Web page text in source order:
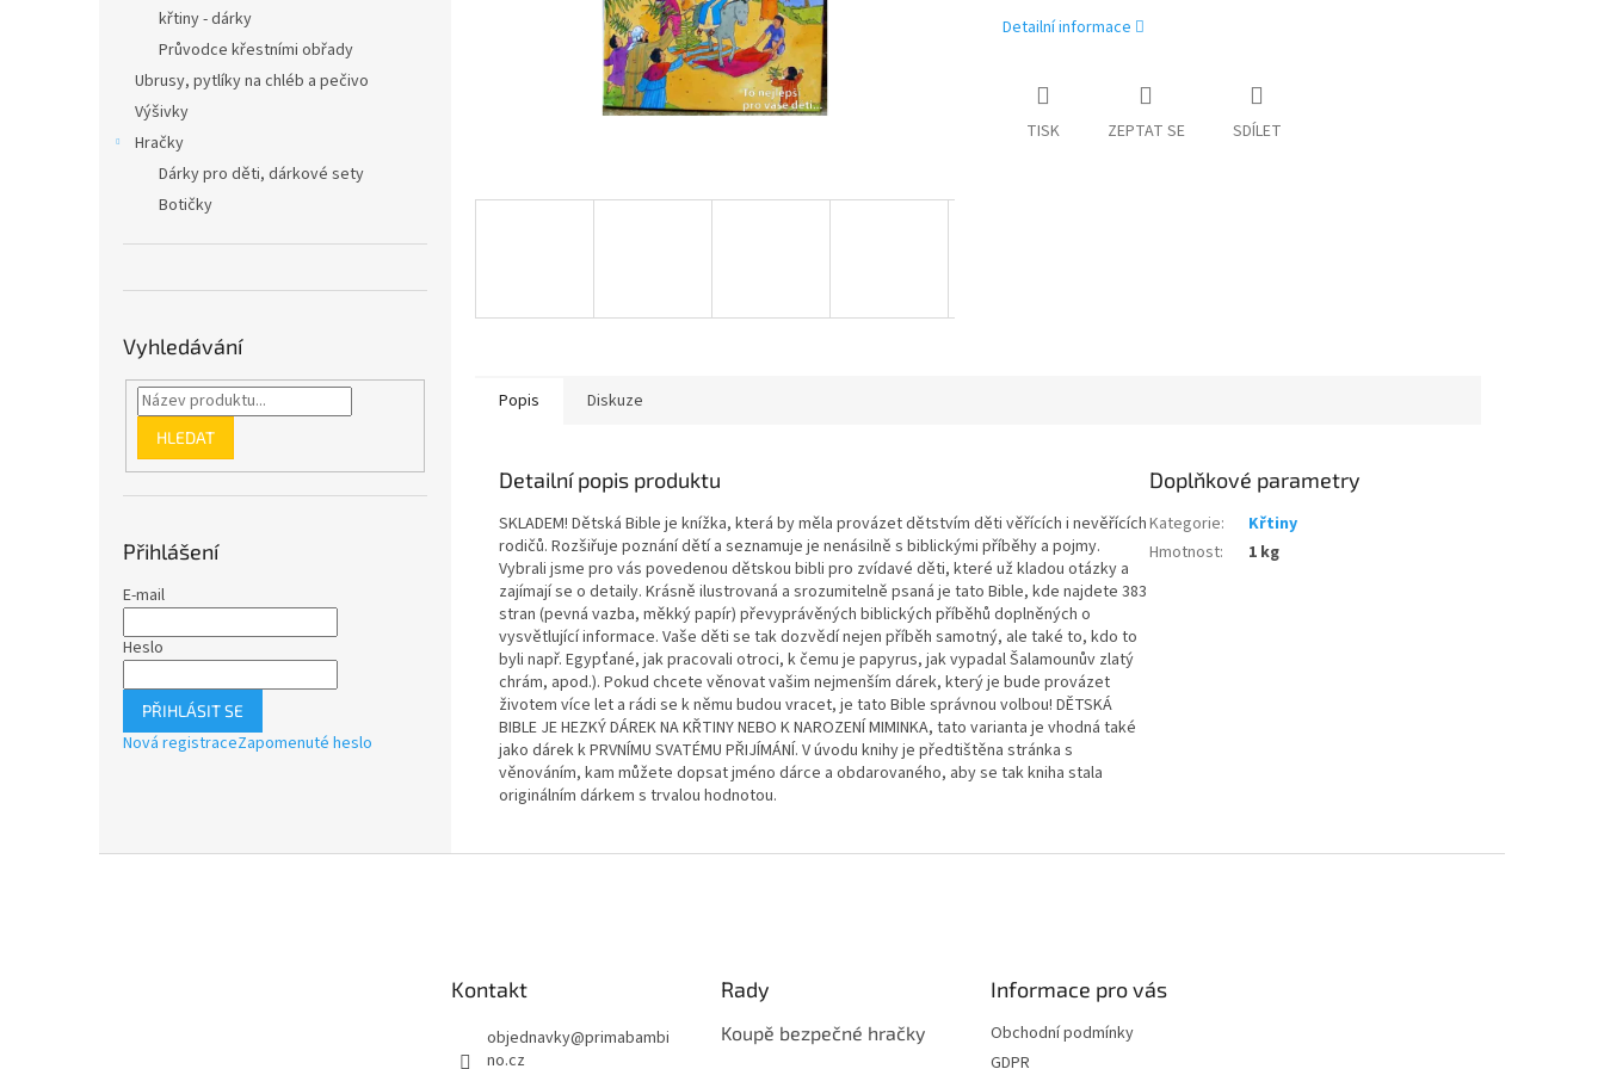
křtiny - dárky
Průvodce křestními obřady
Ubrusy, pytlíky na chléb a pečivo
Výšivky
Hračky
Dárky pro děti, dárkové sety
Botičky
Vyhledávání
HLEDAT
Přihlášení
E-mail
Heslo
PŘIHLÁSIT SE
Nová registraceZapomenuté heslo
Detailní informace
TISK ZEPTAT SE SDÍLET
Popis Diskuze
Detailní popis produktu
SKLADEM! Dětská Bible je knížka, která by měla provázet dětstvím děti věřících i nevěřících
rodičů. Rozšiřuje poznání dětí a seznamuje je nenásilně s biblickými příběhy a pojmy.
Vybrali jsme pro vás povedenou dětskou bibli pro zvídavé děti, které už kladou otázky a
zajímají se o detaily. Krásně ilustrovaná a srozumitelně psaná je tato Bible, kde najdete 383
stran (pevná vazba, měkký papír) převyprávěných biblických příběhů doplněných o
vysvětlující informace. Vaše děti se tak dozvědí nejen příběh samotný, ale také to, kdo to
byli např. Egypťané, jak pracovali otroci, k čemu je papyrus, jak vypadal Šalamounův zlatý
chrám, apod.). Pokud chcete věnovat vašim nejmenším dárek, který je bude provázet
životem více let a rádi se k němu budou vracet, je tato Bible správnou volbou! DĚTSKÁ
BIBLE JE HEZKÝ DÁREK NA KŘTINY NEBO K NAROZENÍ MIMINKA, tato varianta je vhodná také
jako dárek k PRVNÍMU SVATÉMU PŘIJÍMÁNÍ. V úvodu knihy je předtištěna stránka s
věnováním, kam můžete dopsat jméno dárce a obdarovaného, aby se tak kniha stala
originálním dárkem s trvalou hodnotou.
Doplňkové parametry
Kategorie:
Křtiny
Hmotnost: 1 kg
Kontakt
objednavky@primabambi
no.cz
Rady
Koupě bezpečné hračky
Informace pro vás
Obchodní podmínky
GDPR